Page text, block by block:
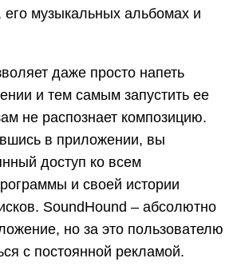
его музыкальных альбомах и
даже просто напеть
и тем самым запустить ее
не распознает композицию.
в приложении, вы
доступ ко всем
и своей истории
SoundHound – абсолютно
но за это пользователю
с постоянной рекламой.